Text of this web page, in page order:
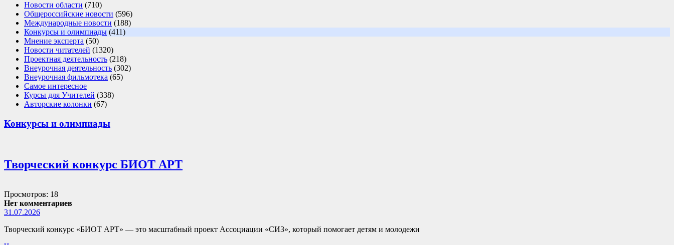
Новости области (710)
Общероссийские новости (596)
Международные новости (188)
Конкурсы и олимпиады (411)
Мнение эксперта (50)
Новости читателей (1320)
Проектная деятельность (218)
Внеурочная деятельность (302)
Внеурочная фильмотека (65)
Самое интересное
Курсы для Учителей (338)
Авторские колонки (67)
Конкурсы и олимпиады
Творческий конкурс БИОТ АРТ
Просмотров: 18
Нет комментариев
31.07.2026
Творческий конкурс «БИОТ АРТ» — это масштабный проект Ассоциации «СИЗ», который помогает детям и молодежи